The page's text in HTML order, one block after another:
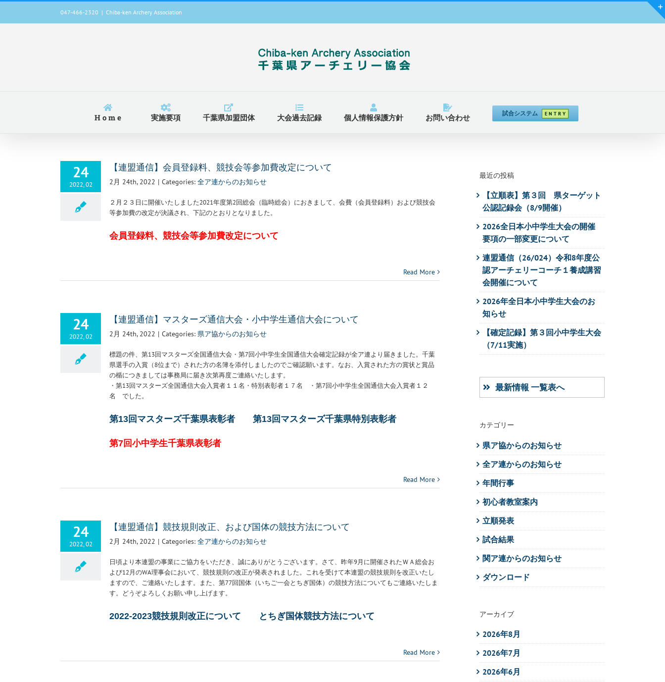
047-466-2320 | Chiba-ken Archery Association
H o m e 実施要項 千葉県加盟団体 大会過去記録 個人情報保護方針 お問い合わせ 試合システム E N T R Y
24
2022, 02
【連盟通信】会員登録料、競技会等参加費改定について
2月 24th, 2022 | Categories: 全ア連からのお知らせ
２月２３日に開催いたしました2021年度第2回総会（臨時総会）におきまして、会費（会員登録料）および競技会
等参加費の改定が決議され、下記のとおりとなりました。
会員登録料、競技会等参加費改定について
Read More
24
2022, 02
【連盟通信】マスターズ通信大会・小中学生通信大会について
2月 24th, 2022 | Categories: 県ア協からのお知らせ
標題の件、第13回マスターズ全国通信大会・第7回小中学生全国通信大会確定記録が全ア連より届きました。千葉
県選手の入賞（8位まで）された方の名簿を添付しましたのでご確認願います。なお、入賞された方の賞状と賞品
の楯につきましては事務局に届き次第再度ご連絡いたします。
・第13回マスターズ全国通信大会入賞者１１名・特別表彰者１７名 ・第7回小中学生全国通信大会入賞者１２
名 でした。
第13回マスターズ千葉県表彰者 第13回マスターズ千葉県特別表彰者
第7回小中学生千葉県表彰者
Read More
24
2022, 02
【連盟通信】競技規則改正、および国体の競技方法について
2月 24th, 2022 | Categories: 全ア連からのお知らせ
日頃より本連盟の事業にご協力をいただき、誠にありがとうございます。さて、昨年9月に開催されたＷＡ総会お
よび12月のWA理事会において、競技規則の改正が発表されました。これを受けて本連盟の競技規則を改正いたし
ますので、ご連絡いたします。また、第77回国体（いちご一会とちぎ国体）の競技方法についてもご連絡いたしま
す。どうぞよろしくお願い申し上げます。
2022-2023競技規則改正について とちぎ国体競技方法について
Read More
最近の投稿
【立順表】第３回 県ターゲット
公認記録会（8/9開催）
2026全日本小中学生大会の開催
要項の一部変更について
連盟通信（26/024）令和8年度公
認アーチェリーコーチ１養成講習
会開催について
2026年全日本小中学生大会のお
知らせ
【確定記録】第３回小中学生大会
（7/11実施）
最新情報 一覧表へ
カテゴリー
県ア協からのお知らせ
全ア連からのお知らせ
年間行事
初心者教室案内
立順発表
試合結果
関ア連からのお知らせ
ダウンロード
アーカイブ
2026年8月
2026年7月
2026年6月